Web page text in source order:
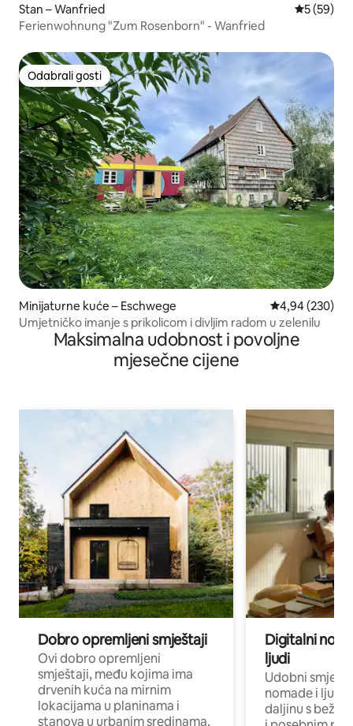
Stan – Wanfried Prosječna
5 (59)
Ferienwohnung "Zum Rosenborn" - Wanfried
Odabrali gosti
Odabrali gosti
Minijaturne kuće – Eschwege Prosječna
4,94 (230)
Umjetničko imanje s prikolicom i divljim radom u zelenilu
Maksimalna udobnost i povoljne
mjesečne cijene
Dobro opremljeni smještaji
Ovi dobro opremljeni
smještaji, među kojima ima
drvenih kuća na mirnim
lokacijama u planinama i
stanova u urbanim sredinama,
Digitalni
ljudi
Udobni
nomade i ljude
daljinu s